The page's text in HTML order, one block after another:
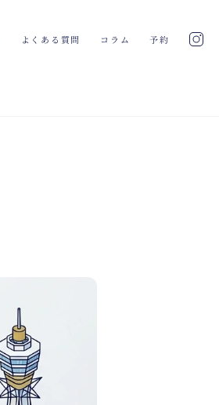
よくある質問 コラム 予約